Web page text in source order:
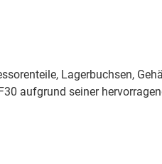
Lagerbuchsen,
aufgrund seiner